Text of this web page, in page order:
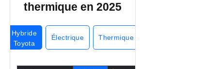
thermique en 2025
Hybride
Toyota
Électrique Thermique